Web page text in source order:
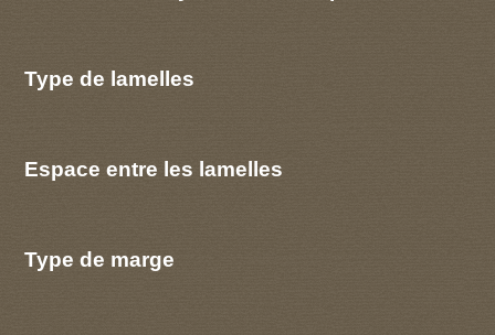
Type de lamelles
Espace entre les lamelles
Type de marge